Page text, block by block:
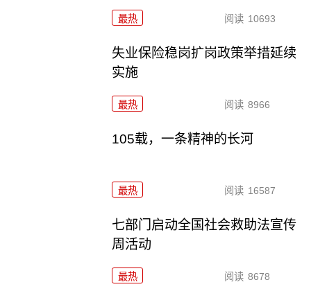
最热 阅读 10693
失业保险稳岗扩岗政策举措延续
实施
最热 阅读 8966
105载，一条精神的长河
最热 阅读 16587
七部门启动全国社会救助法宣传
周活动
最热 阅读 8678